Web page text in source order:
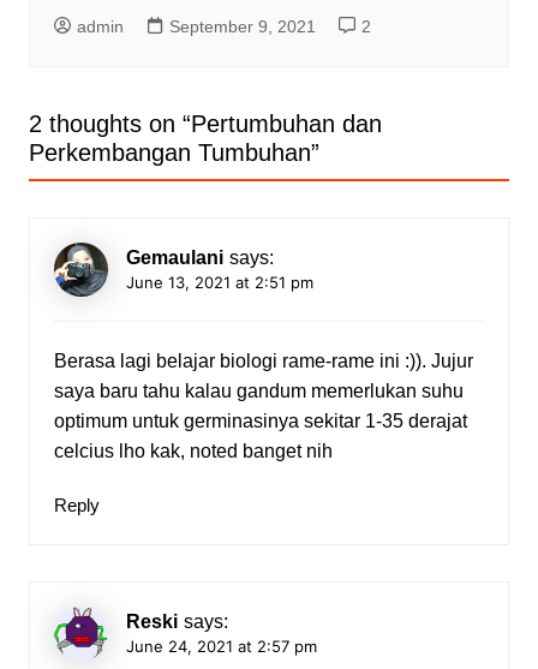
admin September 9, 2021 2
2 thoughts on “Pertumbuhan dan
Perkembangan Tumbuhan”
Gemaulani says:
June 13, 2021 at 2:51 pm
Berasa lagi belajar biologi rame-rame ini :)). Jujur
saya baru tahu kalau gandum memerlukan suhu
optimum untuk germinasinya sekitar 1-35 derajat
celcius lho kak, noted banget nih
Reply
Reski says:
June 24, 2021 at 2:57 pm